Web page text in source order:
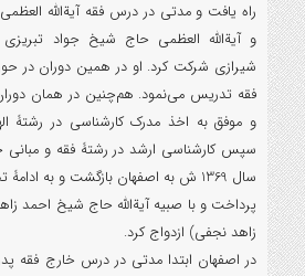
راه یافت و مدتی در درس فقه آیةالله
و آیةالله العظمی حاج شیخ جواد تبریزی
شیرازی شرکت کرد. او در همین دوران در
فقه تدریس می‌نمود. هم‌چنین در همان
و موفق به اخذ مدرک کارشناسی در رشتۀ
سپس کارشناسی ارشد در رشتۀ فقه و مبانی
سال 1369 ش به اصفهان بازگشت و به
پرداخت و با صبیه آیةالله حاج شیخ احمد
زاهد نجفی) ازدواج کرد.
در اصفهان ابتدا مدتی در درس خارج فقه